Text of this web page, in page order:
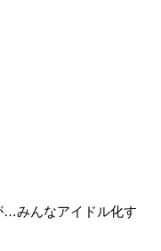
…みんなアイドル化す